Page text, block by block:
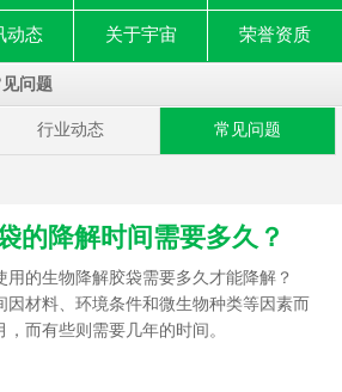
动态 关于宇宙 荣誉资质
问题
行业动态 常见问题
的降解时间需要多久？
用的生物降解胶袋需要多久才能降解？
因材料、环境条件和微生物种类等因素而
而有些则需要几年的时间。